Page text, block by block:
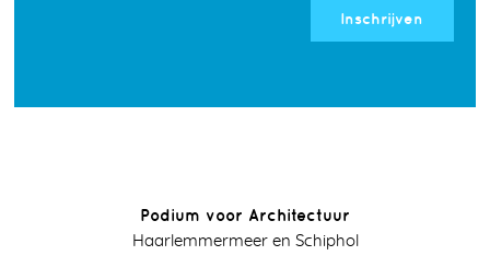
Inschrijven
Podium voor Architectuur
Haarlemmermeer en Schiphol